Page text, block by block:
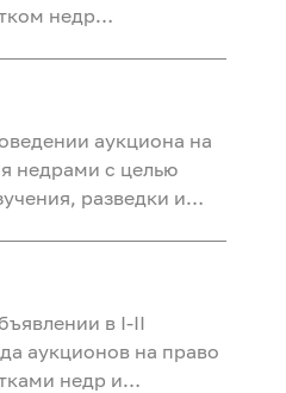
недр
края, для
полезных
числе добычи
и полезных
в том числе из
горных пород,
в том числе
горных пород»
аукциона на
недрами с целью
разведки и
территории Ханты-
Ханты-
округа - Югры
в I-II
аукционов на право
недр и